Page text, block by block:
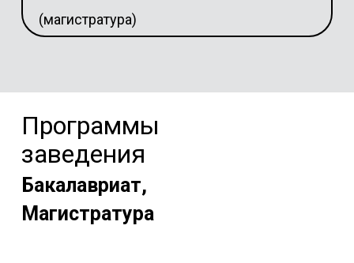
(магистратура)
Программы
заведения
Бакалавриат,
Магистратура